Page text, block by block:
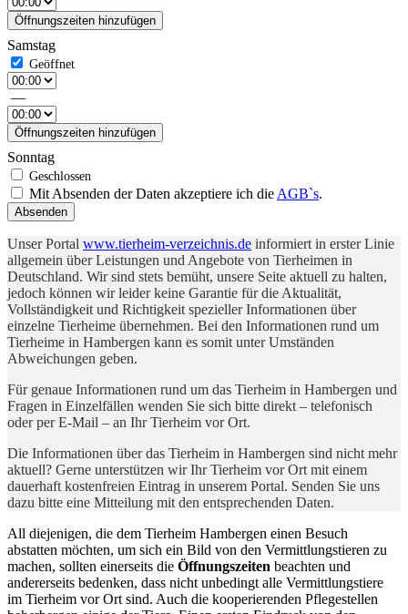
Öffnungszeiten hinzufügen
Samstag
—
Öffnungszeiten hinzufügen
Sonntag
Mit Absenden der Daten akzeptiere ich die AGB`s.
Absenden
Unser Portal www.tierheim-verzeichnis.de informiert in erster Linie
allgemein über Leistungen und Angebote von Tierheimen in
Deutschland. Wir sind stets bemüht, unsere Seite aktuell zu halten,
jedoch können wir leider keine Garantie für die Aktualität,
Vollständigkeit und Richtigkeit spezieller Informationen über
einzelne Tierheime übernehmen. Bei den Informationen rund um
Tierheime in Hambergen kann es somit unter Umständen
Abweichungen geben.
Für genaue Informationen rund um das Tierheim in Hambergen und
Fragen in Einzelfällen wenden Sie sich bitte direkt – telefonisch
oder per E-Mail – an Ihr Tierheim vor Ort.
Die Informationen über das Tierheim in Hambergen sind nicht mehr
aktuell? Gerne unterstützen wir Ihr Tierheim vor Ort mit einem
dauerhaft kostenfreien Eintrag in unserem Portal. Senden Sie uns
dazu bitte eine Mitteilung mit den entsprechenden Daten.
All diejenigen, die dem Tierheim Hambergen einen Besuch
abstatten möchten, um sich ein Bild von den Vermittlungstieren zu
machen, sollten einerseits die Öffnungszeiten beachten und
andererseits bedenken, dass nicht unbedingt alle Vermittlungstiere
im Tierheim vor Ort sind. Auch die kooperierenden Pflegestellen